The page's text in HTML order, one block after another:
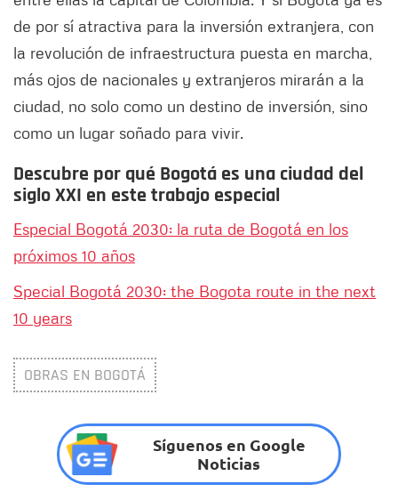
de por sí atractiva para la inversión extranjera, con
la revolución de infraestructura puesta en marcha,
más ojos de nacionales y extranjeros mirarán a la
ciudad, no solo como un destino de inversión, sino
como un lugar soñado para vivir.
Descubre por qué Bogotá es una ciudad del
siglo XXI en este trabajo especial
Especial Bogotá 2030: la ruta de Bogotá en los
próximos 10 años
Special Bogotá 2030: the Bogota route in the next
10 years
OBRAS EN BOGOTÁ
Síguenos en Google
Noticias